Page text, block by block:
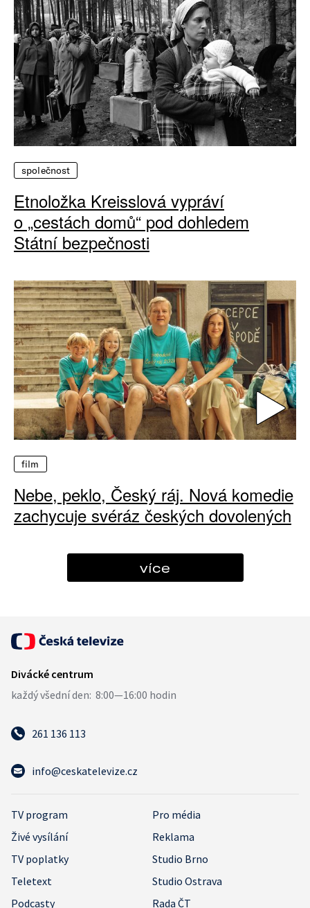
společnost
Etnoložka Kreisslová vypráví
o „cestách domů“ pod dohledem
Státní bezpečnosti
film
Nebe, peklo, Český ráj. Nová komedie
zachycuje svéráz českých dovolených
více
261 136 113
info@ceskatelevize.cz
TV program
Pro média
Živé vysílání
Reklama
TV poplatky
Studio Brno
Teletext
Studio Ostrava
Podcasty
Rada ČT